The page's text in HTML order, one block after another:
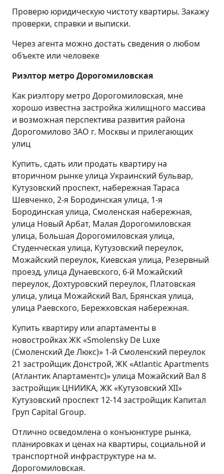
Проверю юридическую чистоту квартиры. Закажу
проверки, справки и выписки.
Через агента можно достать сведения о любом
объекте или человеке
Риэлтор метро Дорогомиловская
Как риэлтору метро Дорогомиловская, мне
хорошо известна застройка жилищного массива
и возможная перспектива развития района
Дорогомилово ЗАО г. Москвы и прилегающих
улиц
Купить, сдать или продать квартиру на
вторичном рынке улица Украинский бульвар,
Кутузовский проспект, набережная Тараса
Шевченко, 2-я Бородинская улица, 1-я
Бородинская улица, Смоленская набережная,
улица Новый Арбат, Малая Дорогомиловская
улица, Большая Дорогомиловская улица,
Студенческая улица, Кутузовский переулок,
Можайский переулок, Киевская улица, Резервный
проезд, улица Дунаевского, 6-й Можайский
переулок, Дохтуровский переулок, Платовская
улица, улица Можайский Вал, Брянская улица,
улица Раевского, Бережковская набережная.
Купить квартиру или апартаменты в
новостройках ЖК «Smolensky De Luxe
(Смоленский Де Люкс)» 1-й Смоленский переулок
21 застройщик Донстрой, ЖК «Atlantic Apartments
(Атлантик Апартаментс)» улица Можайский Вал 8
застройщик ЦНИИКА, ЖК «Кутузовский XII»
Кутузовский проспект 12-14 застройщик Капитал
Груп Capital Group.
Отлично осведомлена о конъюнктуре рынка,
планировках и ценах на квартиры, социальной и
транспортной инфраструктуре на м.
Дорогомиловская.